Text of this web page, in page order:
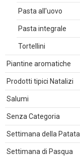
Pasta all'uovo
Pasta integrale
Tortellini
Piantine aromatiche
Prodotti tipici Natalizi
Salumi
Senza Categoria
Settimana della Patata
Settimana di Pasqua